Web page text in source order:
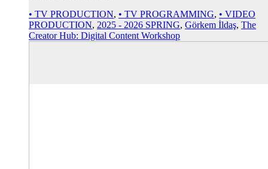
• TV PRODUCTION, • TV PROGRAMMING, • VIDEO
PRODUCTION, 2025 - 2026 SPRING, Görkem İldaş, The
Creator Hub: Digital Content Workshop